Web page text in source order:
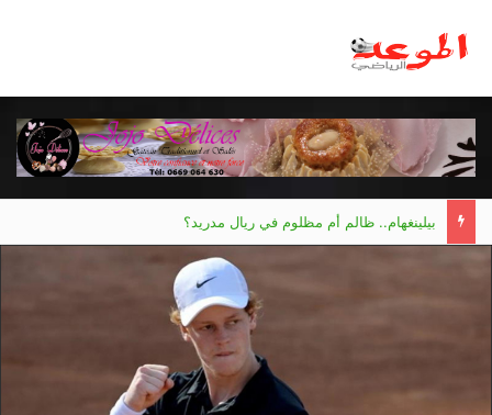
بيلينغهام.. ظالم أم مظلوم في ريال مدريد؟